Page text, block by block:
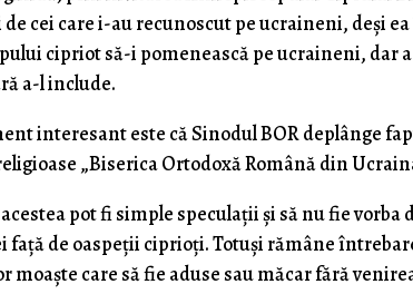
cei care i-au recunoscut pe ucraineni, deși
cipriot să-i pomenească pe ucraineni, dar
a-l include.
interesant este că Sinodul BOR deplânge
„Biserica Ortodoxă Română din
pot fi simple speculații și să nu fie
față de oaspeții ciprioți. Totuși rămâne
moaște care să fie aduse sau măcar fără